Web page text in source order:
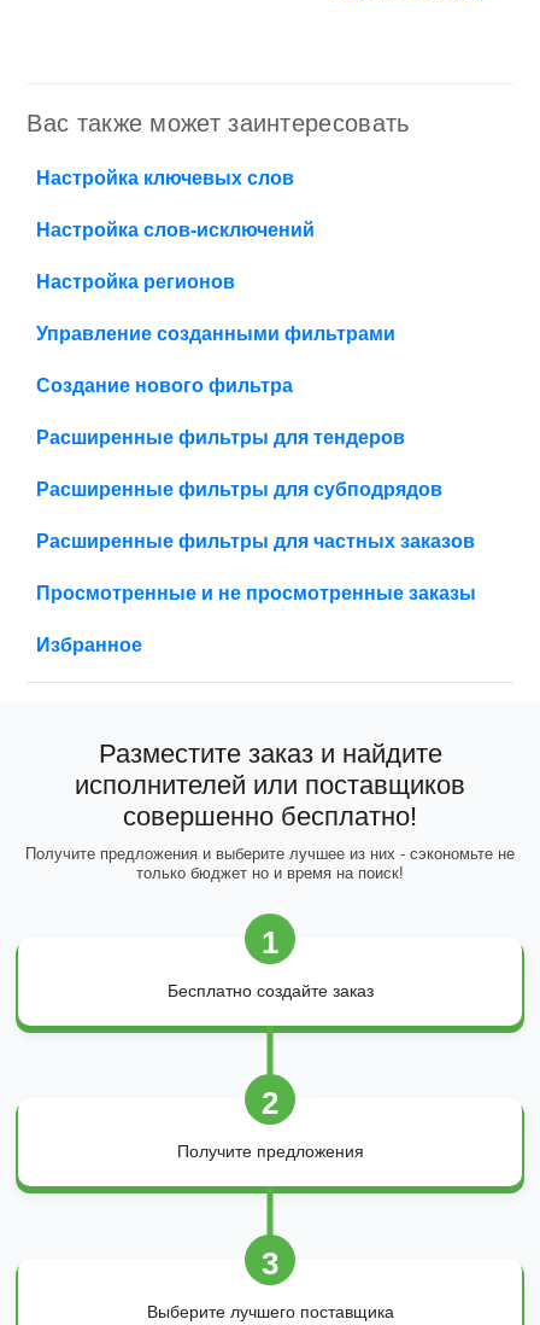
Вас также может заинтересовать
Настройка ключевых слов
Настройка слов-исключений
Настройка регионов
Управление созданными фильтрами
Создание нового фильтра
Расширенные фильтры для тендеров
Расширенные фильтры для субподрядов
Расширенные фильтры для частных заказов
Просмотренные и не просмотренные заказы
Избранное
Разместите заказ и найдите
исполнителей или поставщиков
совершенно бесплатно!
Получите предложения и выберите лучшее из них - сэкономьте не
только бюджет но и время на поиск!
1
Бесплатно создайте заказ
2
Получите предложения
3
Выберите лучшего поставщика